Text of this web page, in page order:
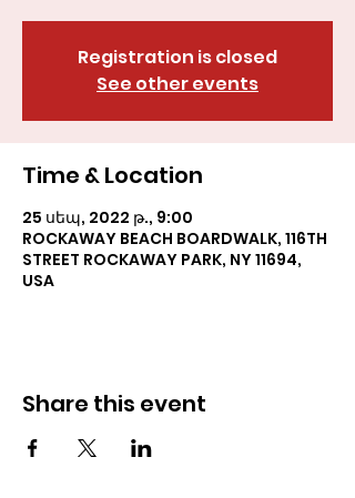
Registration is closed
See other events
Time & Location
25 սեպ, 2022 թ., 9:00
ROCKAWAY BEACH BOARDWALK, 116TH
STREET ROCKAWAY PARK, NY 11694,
USA
Share this event